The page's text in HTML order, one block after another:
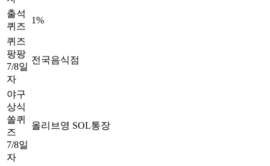
출석
퀴즈
1%
퀴즈
팡팡
7/8일
자
전국음식점
야구
상식
쏠퀴
즈
7/8일
자
올리브영 SOL통장